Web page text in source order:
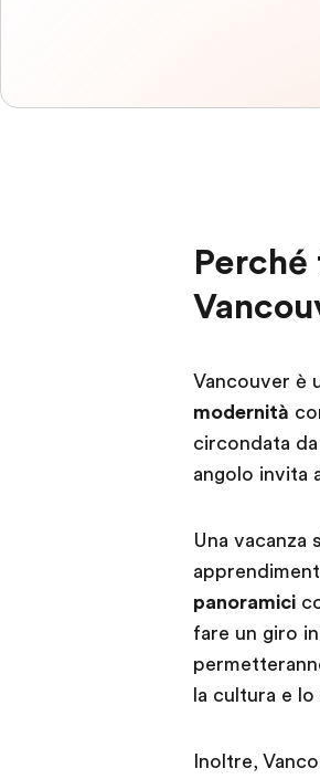
Perché
Vancouver è
modernità
circondata da
angolo invita
Una
panoramici
fare un giro
la cultura e
Inoltre,